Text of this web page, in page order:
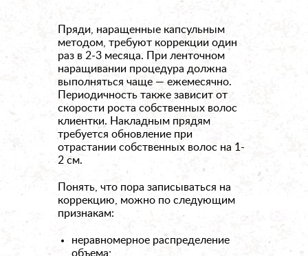
Пряди, наращенные капсульным
методом, требуют коррекции один
раз в 2-3 месяца. При ленточном
наращивании процедура должна
выполняться чаще — ежемесячно.
Периодичность также зависит от
скорости роста собственных волос
клиентки. Накладным прядям
требуется обновление при
отрастании собственных волос на 1-
2 см.
Понять, что пора записываться на
коррекцию, можно по следующим
признакам:
неравномерное распределение
объема;